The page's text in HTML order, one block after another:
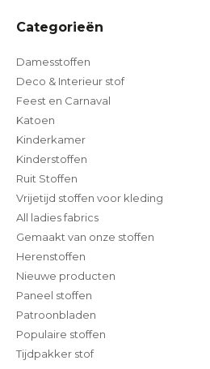
Categorieën
Damesstoffen
Deco & Interieur stof
Feest en Carnaval
Katoen
Kinderkamer
Kinderstoffen
Ruit Stoffen
Vrijetijd stoffen voor kleding
All ladies fabrics
Gemaakt van onze stoffen
Herenstoffen
Nieuwe producten
Paneel stoffen
Patroonbladen
Populaire stoffen
Tijdpakker stof